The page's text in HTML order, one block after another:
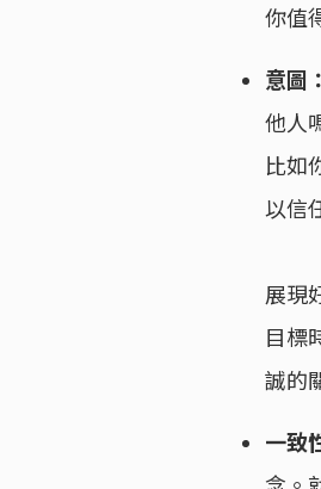
你值
意圖：
他人
比如
以信
展現
目標
誠的
一致